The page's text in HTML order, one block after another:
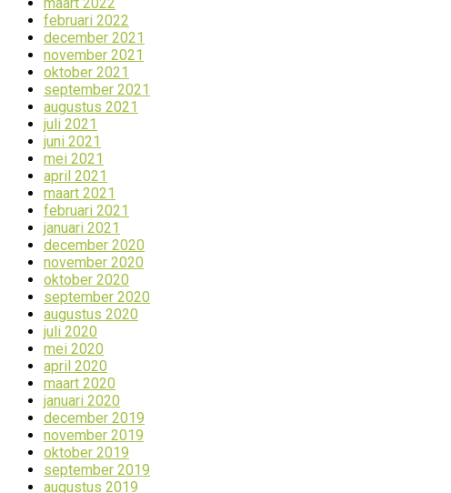
februari 2022
december 2021
november 2021
oktober 2021
september 2021
augustus 2021
juli 2021
juni 2021
mei 2021
april 2021
maart 2021
februari 2021
januari 2021
december 2020
november 2020
oktober 2020
september 2020
augustus 2020
juli 2020
mei 2020
april 2020
maart 2020
januari 2020
december 2019
november 2019
oktober 2019
september 2019
augustus 2019